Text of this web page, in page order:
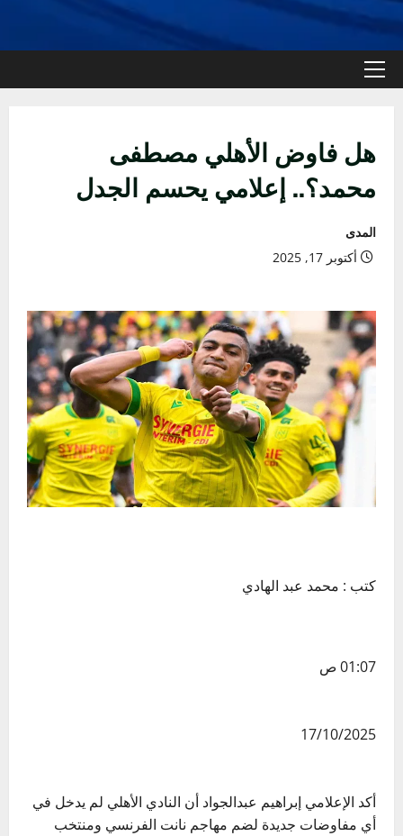
القائمة
هل فاوض الأهلي مصطفى
محمد؟.. إعلامي يحسم الجدل
المدى
أكتوبر 17, 2025
كتب : محمد عبد الهادي
01:07 ص
17/10/2025
أكد الإعلامي إبراهيم عبدالجواد أن النادي الأهلي لم يدخل في
أي مفاوضات جديدة لضم مهاجم نانت الفرنسي ومنتخب